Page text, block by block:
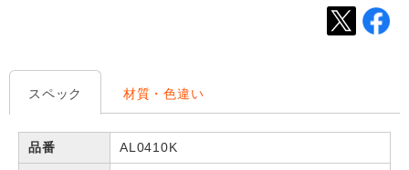
スペック 材質・色違い
品番 AL0410K